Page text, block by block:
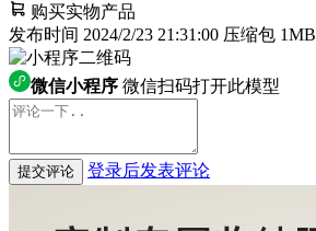
购买实物产品
发布时间 2024/2/23 21:31:00 压缩包 1MB
微信小程序 微信扫码打开此模型
提交评论 登录后发表评论